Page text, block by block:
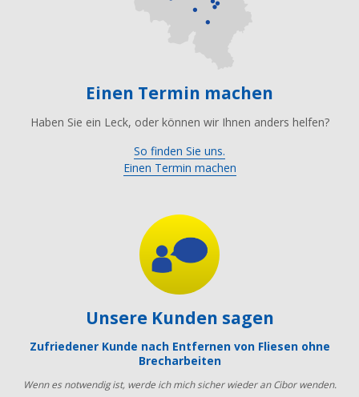
Einen Termin machen
Haben Sie ein Leck, oder können wir Ihnen anders helfen?
So finden Sie uns.
Einen Termin machen
Unsere Kunden sagen
Zufriedener Kunde nach Entfernen von Fliesen ohne
Brecharbeiten
Wenn es notwendig ist, werde ich mich sicher wieder an Cibor wenden.